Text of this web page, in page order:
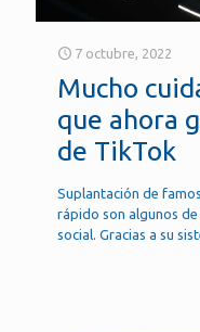
7 octubre, 2022
Mucho
que ahora
de TikTok
Suplantación de
rápido son algunos de
social. Gracias a su